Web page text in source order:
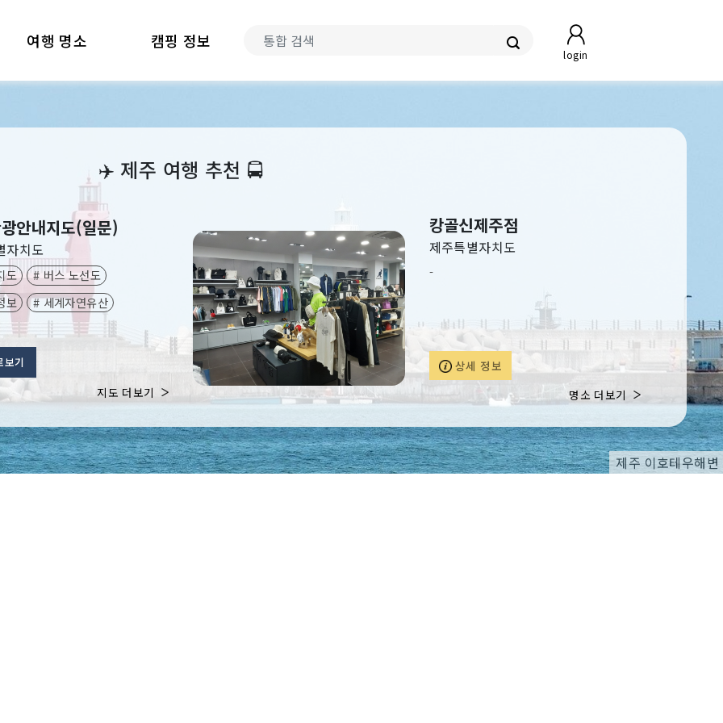
login
여행 명소 캠핑 정보
제주 이호테우해변
‍✈️ 제주 여행 추천 🚍
안내지도(일문)
자치도
도
# 버스 노선도
보
# 세계자연유산
기
지도 더보기
캉골신제주점
제주특별자치도
-
상세 정보
명소 더보기